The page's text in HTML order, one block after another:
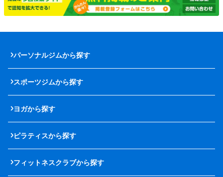
パーソナルジムから探す
スポーツジムから探す
ヨガから探す
ピラティスから探す
フィットネスクラブから探す